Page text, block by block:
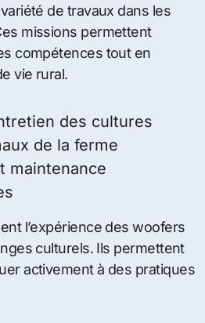
de travaux dans les
missions permettent
compétences tout en
vie rural.
des cultures
de la ferme
maintenance
l’expérience des woofers
culturels. Ils permettent
activement à des pratiques